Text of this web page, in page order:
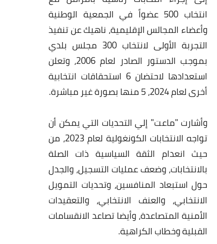
انتخاب 500 عضواً في الجمعية الوطنية
وأعضاء المجالس الإقليمية، ناهيك عن تنفيذ
التجربة الأولى لانتخاب 300 مجلس بلدي
بموجب الدستور الصادر لعام 2006، وتعلن
استعدادها لاحتضان 6 استحقاقات انتخابية
أخرى لعام 2024، 5 منها بصورة غير مباشرة.
وأشارت "ماعت" إلي التحديات التي يمكن أن
تواجه الانتخابات الكونغولية لعام 2023، من
حيث انعدام الثقة السياسية ذات الصلة
بالانتخابات، وضعف عمليات التسجيل، والجدل
حول استبعاد المنافسين، وتحديات التمويل
الانتخابي، والعنف الانتخابي، والتعقيدات
الأمنية المتصاعدة، وأيضا تصاعد الانقسامات
القبلية وخطاب الكراهية.